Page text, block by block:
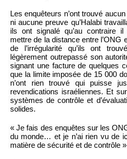
Les enquêteurs n’ont trouvé
ni aucune preuve qu’Halabi
ils ont signalé qu’au contraire
mettre de la distance entre l’ONG
de l’irrégularité qu’ils ont
légèrement outrepassé son
signant une facture de quelques
que la limite imposée de 15 000
n’ont rien trouvé qui puisse
revendications israéliennes. Et
systèmes de contrôle et
solides.
« Je fais des enquêtes sur les
du monde… et je n’ai rien vu de
matière de sécurité et de contrôle